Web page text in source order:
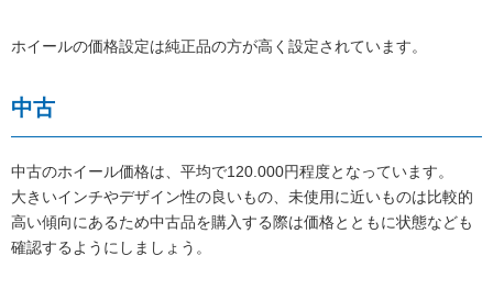
ホイールの価格設定は純正品の方が高く設定されています。
中古
中古のホイール価格は、平均で120.000円程度となっています。
大きいインチやデザイン性の良いもの、未使用に近いものは比較的
高い傾向にあるため中古品を購入する際は価格とともに状態なども
確認するようにしましょう。